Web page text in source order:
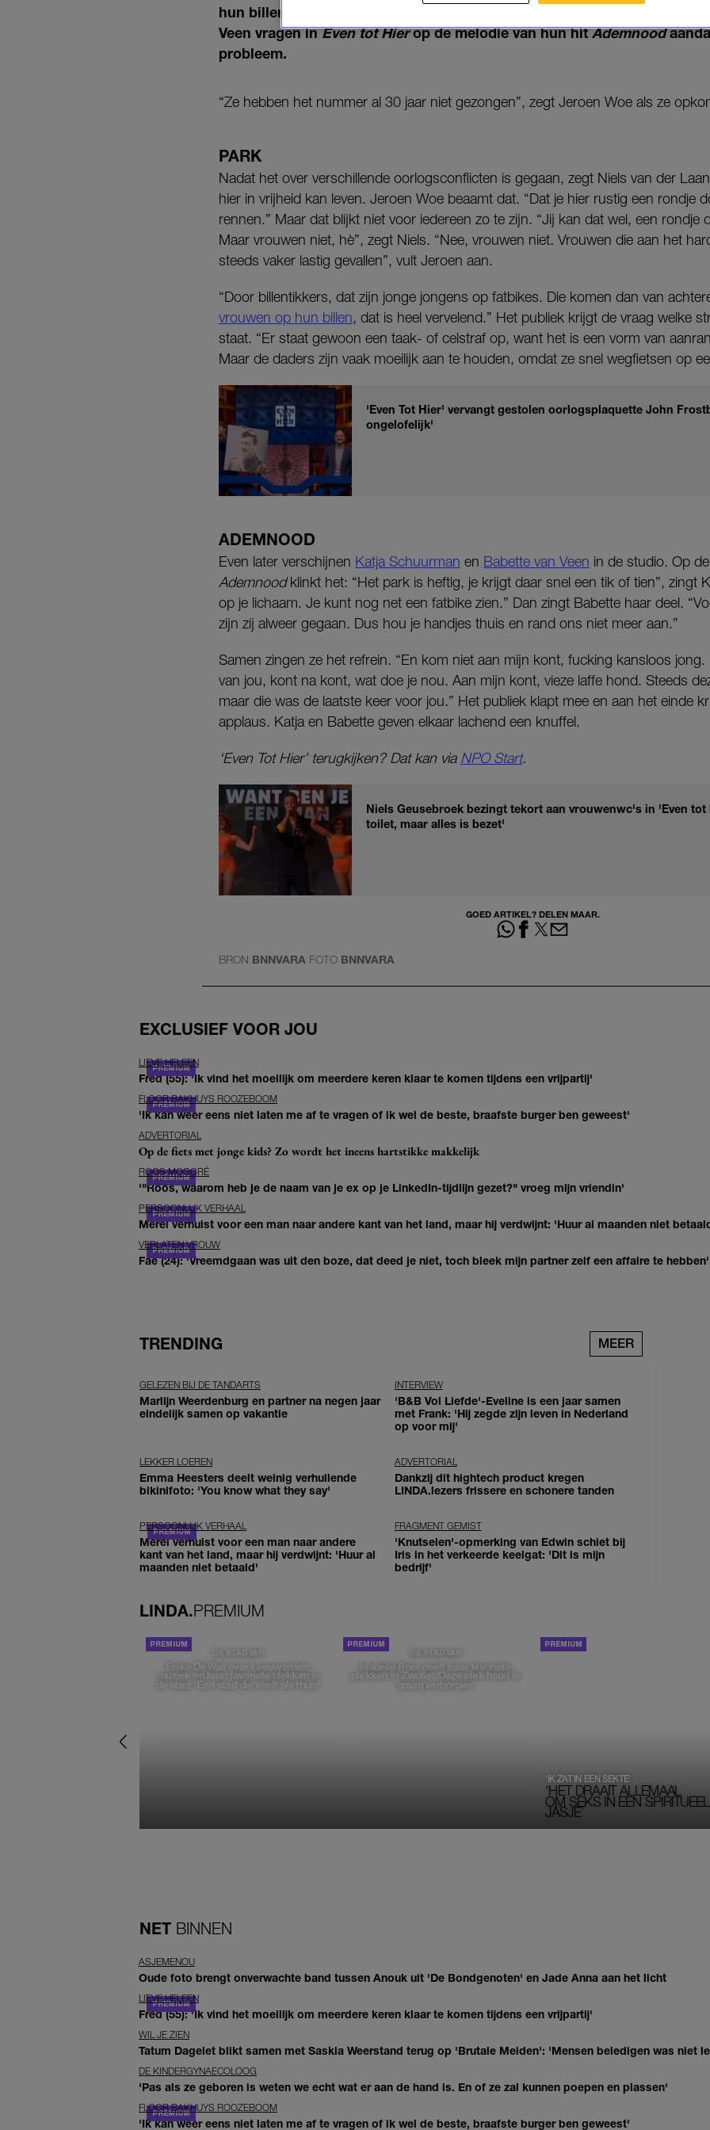
hun billen worden geslagen
Veen vragen inEven tot Hierop de melodie van hun hitAdemnood
probleem.
“Ze hebben het nummer al 30 jaar niet gezongen”, zegt Jeroen Woe als ze
PARK
Nadat het over verschillende oorlogsconflicten is gegaan, zegt Niels van der
hier in vrijheid kan leven. Jeroen Woe beaamt dat. “Dat je hier rustig een rondje
rennen.” Maar dat blijkt niet voor iedereen zo te zijn. “Jij kan dat wel, een rondje
Maar vrouwen niet, hè”, zegt Niels. “Nee, vrouwen niet. Vrouwen die aan het
steeds vaker lastig gevallen”, vult Jeroen aan.
“Door billentikkers, dat zijn jonge jongens op fatbikes. Die komen dan van
vrouwen op hun billen, dat is heel vervelend.” Het publiek krijgt de vraag welke
staat. “Er staat gewoon een taak- of celstraf op, want het is een vorm van
Maar de daders zijn vaak moeilijk aan te houden, omdat ze snel wegfietsen op
'Even Tot Hier' vervangt gestolen oorlogsplaquette John
ongelofelijk'
ADEMNOOD
Even later verschijnen Katja Schuurman en Babette van Veen in de studio. Op
Ademnoodklinkt het: “Het park is heftig, je krijgt daar snel een tik of tien”, zingt
op je lichaam. Je kunt nog net een fatbike zien.” Dan zingt Babette haar deel.
zijn zij alweer gegaan. Dus hou je handjes thuis en rand ons niet meer aan.”
Samen zingen ze het refrein. “En kom niet aan mijn kont, fucking kansloos
van jou, kont na kont, wat doe je nou. Aan mijn kont, vieze laffe hond. Steeds
maar die was de laatste keer voor jou.” Het publiek klapt mee en aan het einde
applaus. Katja en Babette geven elkaar lachend een knuffel.
‘Even Tot Hier’ terugkijken? Dat kan via NPO Start.
Niels Geusebroek bezingt tekort aan vrouwenwc's in 'Even
toilet, maar alles is bezet'
GOED ARTIKEL? DELEN MAAR.
BRON BNNVARA FOTO BNNVARA
EXCLUSIEF VOOR JOU
LIEVE HELEEN
Fred (55): 'Ik vind het moeilijk om meerdere keren klaar te komen tijdens een vrijpartij'
FLOOR BAKHUYS ROOZEBOOM
'Ik kan weer eens niet laten me af te vragen of ik wel de beste, braafste burger ben geweest'
ADVERTORIAL
Op de fiets met jonge kids? Zo wordt het ineens hartstikke makkelijk
ROOS MOGGRÉ
'"Roos, waarom heb je de naam van je ex op je LinkedIn-tijdlijn gezet?" vroeg mijn vriendin'
PERSOONLIJK VERHAAL
Merel verhuist voor een man naar andere kant van het land, maar hij verdwijnt: 'Huur al maanden niet
VERLATEN VROUW
Fae (24): 'Vreemdgaan was uit den boze, dat deed je niet, toch bleek mijn partner zelf een affaire te hebben'
TRENDING MEER
GELEZEN BIJ DE TANDARTS
Marlijn Weerdenburg en partner na negen jaar
eindelijk samen op vakantie
INTERVIEW
'B&B Vol Liefde'-Eveline is een jaar samen
met Frank: 'Hij zegde zijn leven in Nederland
op voor mij'
LEKKER LOEREN
Emma Heesters deelt weinig verhullende
bikinifoto: 'You know what they say'
ADVERTORIAL
Dankzij dit hightech product kregen
LINDA.lezers frissere en schonere tanden
PERSOONLIJK VERHAAL
Merel verhuist voor een man naar andere
kant van het land, maar hij verdwijnt: 'Huur al
maanden niet betaald'
FRAGMENT GEMIST
'Knutselen'-opmerking van Edwin schiet bij
Iris in het verkeerde keelgat: 'Dit is mijn
bedrijf'
LINDA.PREMIUM
DE STAD VAN
Elske DeWall over Leeuwarden,
muziek en haar favoriete plekken in
de stad: 'Een stad die voelt als thuis'
DE STAD VAN
Isabelle Boer deelt haar favoriete
plekken in Zwolle: 'Deze plek houd ik
graag verborgen'
‘HET DRAAIT ALLEMAAL
OM SEKS IN EEN SPIRITUEEL
JASJE’
‘IK ZAT IN EEN SEKTE’
NET BINNEN
ASJEMENOU
Oude foto brengt onverwachte band tussen Anouk uit 'De Bondgenoten' en Jade Anna aan het licht
LIEVE HELEEN
Fred (55): 'Ik vind het moeilijk om meerdere keren klaar te komen tijdens een vrijpartij'
WIL JE ZIEN
Tatum Dagelet blikt samen met Saskia Weerstand terug op 'Brutale Meiden': 'Mensen beledigen was niet
DE KINDERGYNAECOLOOG
'Pas als ze geboren is weten we echt wat er aan de hand is. En of ze zal kunnen poepen en plassen'
FLOOR BAKHUYS ROOZEBOOM
'Ik kan weer eens niet laten me af te vragen of ik wel de beste, braafste burger ben geweest'